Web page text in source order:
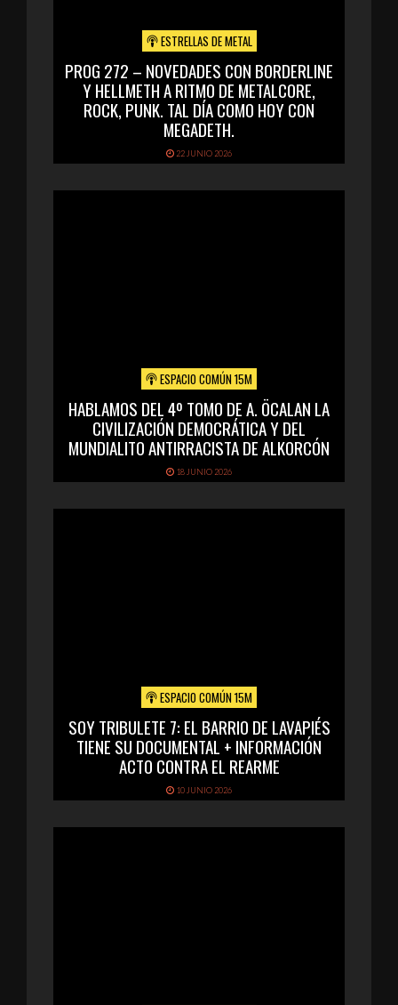
ESTRELLAS DE METAL
PROG 272 – NOVEDADES CON BORDERLINE
Y HELLMETH A RITMO DE METALCORE,
ROCK, PUNK. TAL DÍA COMO HOY CON
MEGADETH.
22 JUNIO 2026
ESPACIO COMÚN 15M
HABLAMOS DEL 4º TOMO DE A. ÖCALAN LA
CIVILIZACIÓN DEMOCRÁTICA Y DEL
MUNDIALITO ANTIRRACISTA DE ALKORCÓN
18 JUNIO 2026
ESPACIO COMÚN 15M
SOY TRIBULETE 7: EL BARRIO DE LAVAPIÉS
TIENE SU DOCUMENTAL + INFORMACIÓN
ACTO CONTRA EL REARME
10 JUNIO 2026